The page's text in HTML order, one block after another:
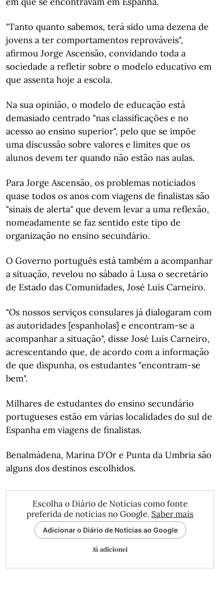
"Tanto quanto sabemos, terá sido uma dezena de
jovens a ter comportamentos reprováveis",
afirmou Jorge Ascensão, convidando toda a
sociedade a refletir sobre o modelo educativo em
que assenta hoje a escola.
Na sua opinião, o modelo de educação está
demasiado centrado "nas classificações e no
acesso ao ensino superior", pelo que se impõe
uma discussão sobre valores e limites que os
alunos devem ter quando não estão nas aulas.
Para Jorge Ascensão, os problemas noticiados
quase todos os anos com viagens de finalistas são
"sinais de alerta" que devem levar a uma reflexão,
nomeadamente se faz sentido este tipo de
organização no ensino secundário.
O Governo português está também a acompanhar
a situação, revelou no sábado à Lusa o secretário
de Estado das Comunidades, José Luís Carneiro.
"Os nossos serviços consulares já dialogaram com
as autoridades [espanholas] e encontram-se a
acompanhar a situação", disse José Luís Carneiro,
acrescentando que, de acordo com a informação
de que dispunha, os estudantes "encontram-se
bem".
Milhares de estudantes do ensino secundário
portugueses estão em várias localidades do sul de
Espanha em viagens de finalistas.
Benalmádena, Marina D'Or e Punta da Umbria são
alguns dos destinos escolhidos.
Escolha o Diário de Notícias como fonte
preferida de notícias no Google. Saber mais
Adicionar o Diário de Notícias ao Google
Já adicionei